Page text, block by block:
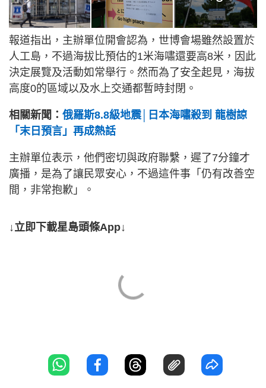
報道指出，主辦單位開會認為，世博會場雖然設置於
人工島，不過海拔比預估的1米海嘯還要高8米，因此
決定展覽及活動如常舉行。然而為了安全起見，海拔
高度0的區域以及水上交通都暫時封閉。
相關新聞： 俄羅斯8.8級地震│日本海嘯殺到 龍樹諒
「末日預言」再成熱話
主辦單位表示，他們密切與政府聯繫，遲了7分鐘才
廣播，是為了讓民眾安心，不過這件事「仍有改善空
間，非常抱歉」。
↓立即下載星島頭條App↓